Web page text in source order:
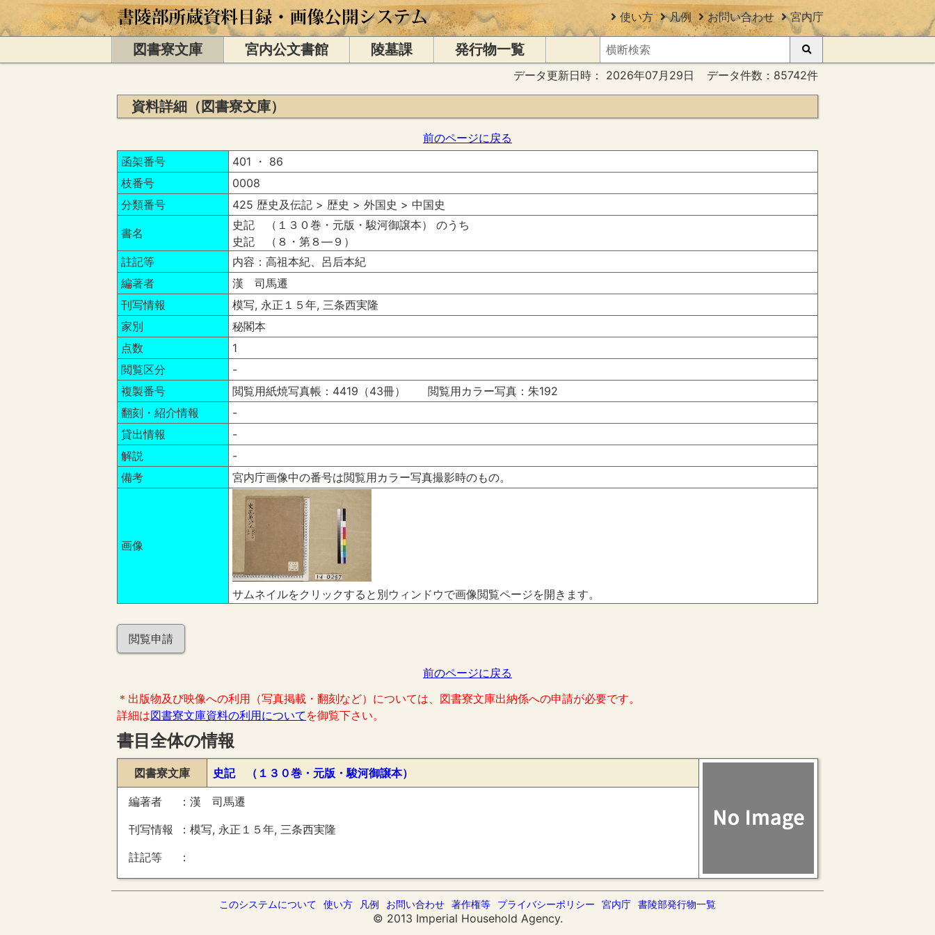
使い方 凡例 お問い合わせ 宮内庁
図書寮文庫 宮内公文書館 陵墓課 発行物一覧
データ更新日時： 2026年07月29日 データ件数：85742件
資料詳細（図書寮文庫）
前のページに戻る
函架番号
401 ・ 86
枝番号
0008
分類番号
425 歴史及伝記 > 歴史 > 外国史 > 中国史
書名
史記 （１３０巻・元版・駿河御譲本） のうち
史記 （８・第８―９）
註記等
内容：高祖本紀、呂后本紀
編著者
漢 司馬遷
刊写情報
模写, 永正１５年, 三条西実隆
家別
秘閣本
点数
1
閲覧区分
-
複製番号
閲覧用紙焼写真帳：4419（43冊） 閲覧用カラー写真：朱192
翻刻・紹介情報
-
貸出情報
-
解説
-
備考
宮内庁画像中の番号は閲覧用カラー写真撮影時のもの。
画像
サムネイルをクリックすると別ウィンドウで画像閲覧ページを開きます。
閲覧申請
前のページに戻る
＊出版物及び映像への利用（写真掲載・翻刻など）については、図書寮文庫出納係への申請が必要です。
詳細は図書寮文庫資料の利用について を御覧下さい。
書目全体の情報
図書寮文庫 史記 （１３０巻・元版・駿河御譲本）
編著者
漢 司馬遷
刊写情報
模写, 永正１５年, 三条西実隆
註記等
このシステムについて 使い方 凡例 お問い合わせ 著作権等 プライバシーポリシー 宮内庁 書陵部発行物一覧
© 2013 Imperial Household Agency.